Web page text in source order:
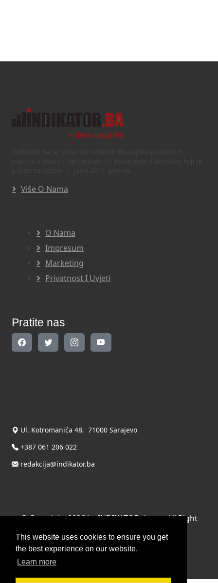
This website uses cookies to ensure you get
the best experience on our website.
Learn more
Više O Nama
O Nama
Impresum
Marketing
Privatnost I Uvjeti
Pratite nas
Ul. Kotromanića 48, 71000 Sarajevo
+387 061 206 022
redakcija@indikator.ba
©Copyright 2026 by INDIKATOR d.o.o., All Right
Terms Of Use|Privacy Statement
Powered by THYME SYSTEMS doo